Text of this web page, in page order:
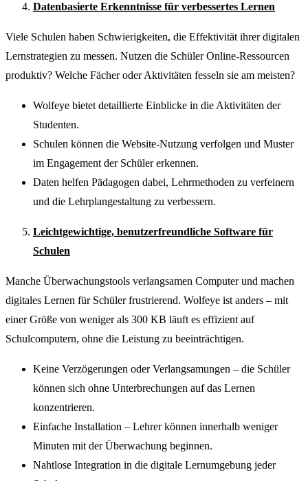
Datenbasierte Erkenntnisse für verbessertes Lernen
Viele Schulen haben Schwierigkeiten, die Effektivität ihrer digitalen
Lernstrategien zu messen. Nutzen die Schüler Online-Ressourcen
produktiv? Welche Fächer oder Aktivitäten fesseln sie am meisten?
Wolfeye bietet detaillierte Einblicke in die Aktivitäten der
Studenten.
Schulen können die Website-Nutzung verfolgen und Muster
im Engagement der Schüler erkennen.
Daten helfen Pädagogen dabei, Lehrmethoden zu verfeinern
und die Lehrplangestaltung zu verbessern.
Leichtgewichtige, benutzerfreundliche Software für
Schulen
Manche Überwachungstools verlangsamen Computer und machen
digitales Lernen für Schüler frustrierend. Wolfeye ist anders – mit
einer Größe von weniger als 300 KB läuft es effizient auf
Schulcomputern, ohne die Leistung zu beeinträchtigen.
Keine Verzögerungen oder Verlangsamungen – die Schüler
können sich ohne Unterbrechungen auf das Lernen
konzentrieren.
Einfache Installation – Lehrer können innerhalb weniger
Minuten mit der Überwachung beginnen.
Nahtlose Integration in die digitale Lernumgebung jeder